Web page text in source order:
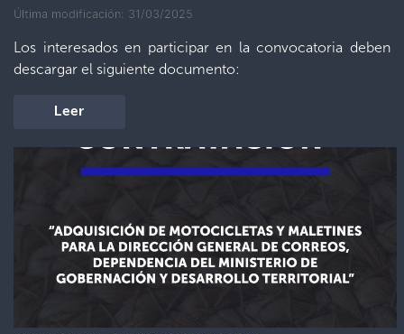
Última modificación: 31/03/2025
Los interesados en participar en la convocatoria deben
descargar el siguiente documento:
Leer